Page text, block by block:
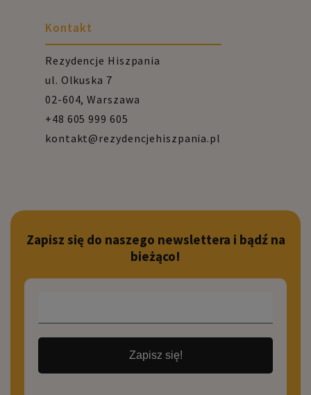
Kontakt
Rezydencje Hiszpania
ul. Olkuska 7
02-604, Warszawa
+48 605 999 605
kontakt@rezydencjehiszpania.pl
Zapisz się do naszego newslettera i bądź na
bieżąco!
Zapisz się!